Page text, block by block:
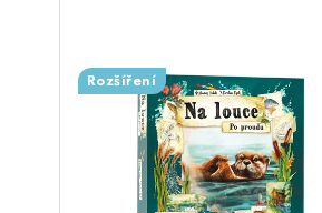
Rozšíření